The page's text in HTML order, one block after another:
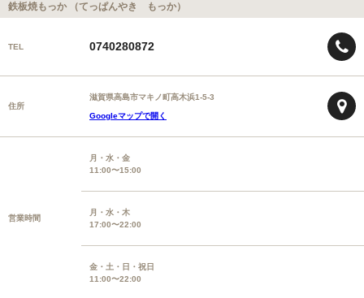
鉄板焼もっか （てっぱんやき もっか）
TEL 0740280872
住所
滋賀県高島市マキノ町高木浜1-5-3
Googleマップで開く
営業時間
月・水・金
11:00〜15:00
月・水・木
17:00〜22:00
金・土・日・祝日
11:00〜22:00